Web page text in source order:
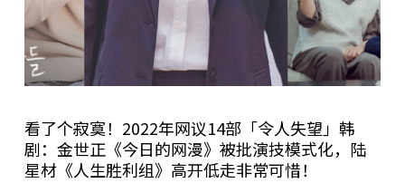
看了个寂寞！2022年网议14部「令人失望」韩
剧：金世正《今日的网漫》被批演技模式化，陆
星材《人生胜利组》高开低走非常可惜！